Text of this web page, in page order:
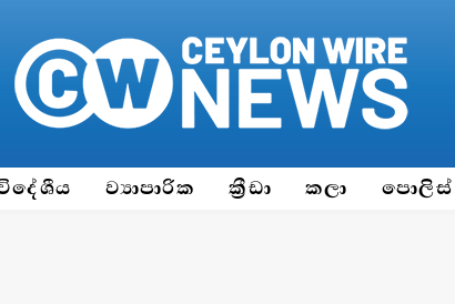
ව්‍යාපාරික ක්‍රීඩා කලා පොලිස්